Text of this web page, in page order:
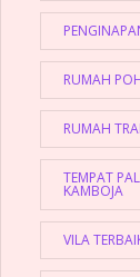
RUMAH
RUMAH
TEMPAT
KAMBOJA
VILA